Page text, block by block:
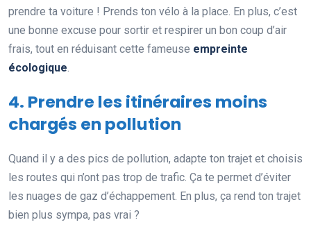
prendre ta voiture ! Prends ton vélo à la place. En plus, c’est
une bonne excuse pour sortir et respirer un bon coup d’air
frais, tout en réduisant cette fameuse empreinte
écologique.
4. Prendre les itinéraires moins
chargés en pollution
Quand il y a des pics de pollution, adapte ton trajet et choisis
les routes qui n’ont pas trop de trafic. Ça te permet d’éviter
les nuages de gaz d’échappement. En plus, ça rend ton trajet
bien plus sympa, pas vrai ?